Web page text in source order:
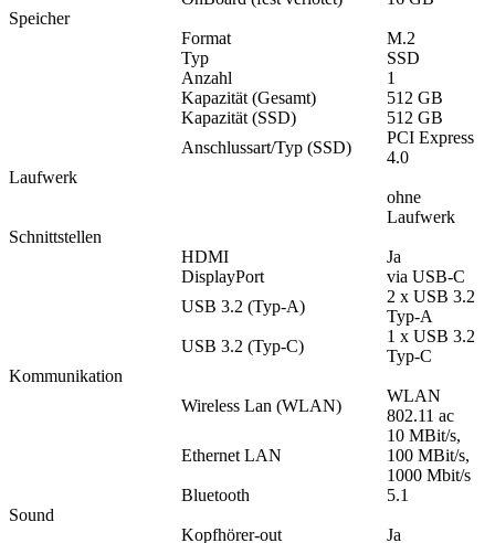
Speicher
Format
M.2
Typ
SSD
Anzahl
1
Kapazität (Gesamt)
512 GB
Kapazität (SSD)
512 GB
Anschlussart/Typ (SSD)
PCI Express
4.0
Laufwerk
ohne
Laufwerk
Schnittstellen
HDMI
Ja
DisplayPort
via USB-C
USB 3.2 (Typ-A)
2 x USB 3.2
Typ-A
USB 3.2 (Typ-C)
1 x USB 3.2
Typ-C
Kommunikation
Wireless Lan (WLAN)
WLAN
802.11 ac
Ethernet LAN
10 MBit/s,
100 MBit/s,
1000 Mbit/s
Bluetooth
5.1
Sound
Kopfhörer-out
Ja